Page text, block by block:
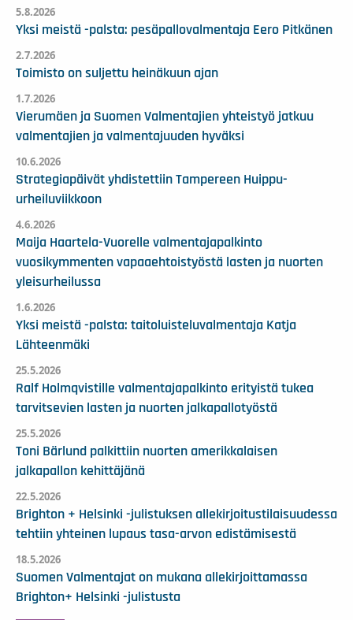
5.8.2026
Yksi meistä -palsta: pesäpallovalmentaja Eero Pitkänen
2.7.2026
Toimisto on suljettu heinäkuun ajan
1.7.2026
Vierumäen ja Suomen Valmentajien yhteistyö jatkuu
valmentajien ja valmentajuuden hyväksi
10.6.2026
Strategiapäivät yhdistettiin Tampereen Huippu-
urheiluviikkoon
4.6.2026
Maija Haartela-Vuorelle valmentajapalkinto
vuosikymmenten vapaaehtoistyöstä lasten ja nuorten
yleisurheilussa
1.6.2026
Yksi meistä -palsta: taitoluisteluvalmentaja Katja
Lähteenmäki
25.5.2026
Ralf Holmqvistille valmentajapalkinto erityistä tukea
tarvitsevien lasten ja nuorten jalkapallotyöstä
25.5.2026
Toni Bärlund palkittiin nuorten amerikkalaisen
jalkapallon kehittäjänä
22.5.2026
Brighton + Helsinki -julistuksen allekirjoitustilaisuudessa
tehtiin yhteinen lupaus tasa-arvon edistämisestä
18.5.2026
Suomen Valmentajat on mukana allekirjoittamassa
Brighton+ Helsinki -julistusta